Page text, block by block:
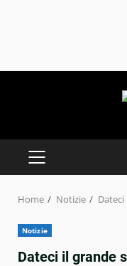
PRIMARY
MENU
Home Notizie
Notizie
Dateci il grande